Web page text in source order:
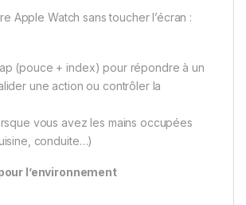
Apple Watch sans toucher l’écran :
(pouce + index) pour répondre à un
une action ou contrôler la
vous avez les mains occupées
conduite…)
l’environnement